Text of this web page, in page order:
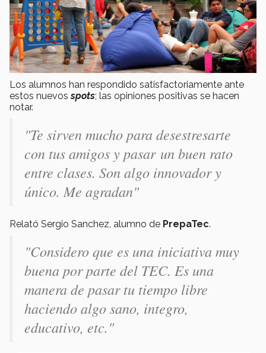
Los alumnos han respondido satisfactoriamente ante
estos nuevos spots; las opiniones positivas se hacen
notar.
"Te sirven mucho para desestresarte
con tus amigos y pasar un buen rato
entre clases. Son algo innovador y
único. Me agradan"
Relató Sergio Sanchez, alumno de PrepaTec.
"Considero que es una iniciativa muy
buena por parte del TEC. Es una
manera de pasar tu tiempo libre
haciendo algo sano, integro,
educativo, etc."